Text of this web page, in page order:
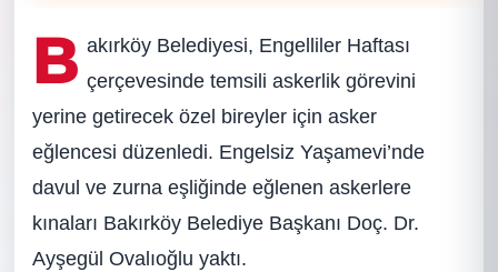
B akırköy Belediyesi, Engelliler Haftası
çerçevesinde temsili askerlik görevini
yerine getirecek özel bireyler için asker
eğlencesi düzenledi. Engelsiz Yaşamevi’nde
davul ve zurna eşliğinde eğlenen askerlere
kınaları Bakırköy Belediye Başkanı Doç. Dr.
Ayşegül Ovalıoğlu yaktı.